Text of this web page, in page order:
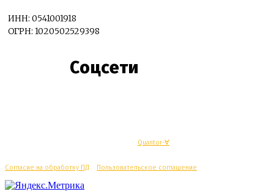
ИНН: 0541001918
ОГРН: 1020502529398
Соцсети
Quantor-∀
Согласие на обработку ПД Пользовательское соглашение